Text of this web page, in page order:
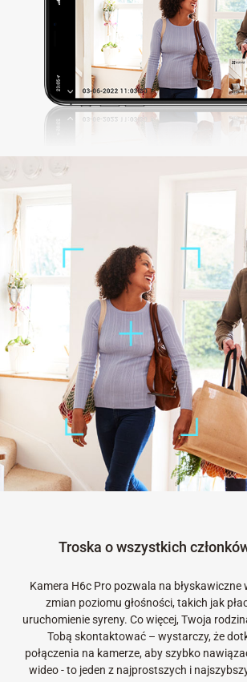
Troska o wszystkich
Kamera H6c Pro pozwala na błyskawiczne
zmian poziomu głośności, takich jak
uruchomienie syreny. Co więcej, Twoja
Tobą skontaktować – wystarczy, że
połączenia na kamerze, aby szybko
wideo - to jeden z najprostszych i